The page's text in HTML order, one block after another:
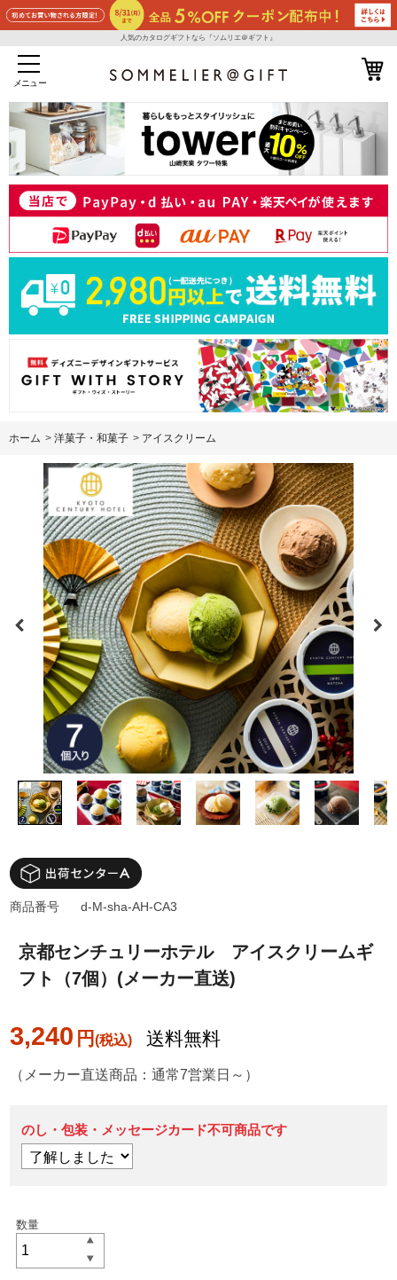
人気のカタログギフトなら『ソムリエ＠ギフト』
メニュー
ホーム > 洋菓子・和菓子 > アイスクリーム
京都センチュリーホテル アイスクリームギ
フト（7個）(メーカー直送)
3,240 円 送料無料
商品番号 d-M-sha-AH-CA3
（メーカー直送商品：通常7営業日～）
のし・包装・メッセージカード不可商品です